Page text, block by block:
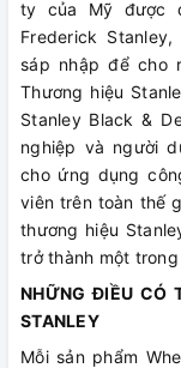
ty của Mỹ được
Frederick
sáp nhập để cho
Thương hiệu
Stanley Black &
nghiệp và người
cho ứng dụng
viên trên toàn thế
thương hiệu
trở thành một
NHỮNG ĐIỀU CÓ
STANLEY
Mỗi sản phẩm